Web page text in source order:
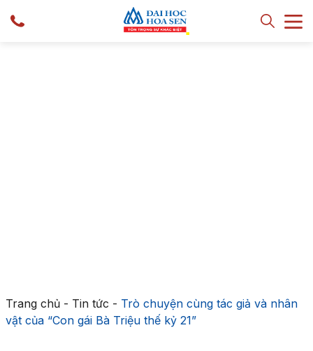
Trang chủ- Tin tức - Trò chuyện cùng tác giả và nhân
vật của “Con gái Bà Triệu thế kỷ 21”